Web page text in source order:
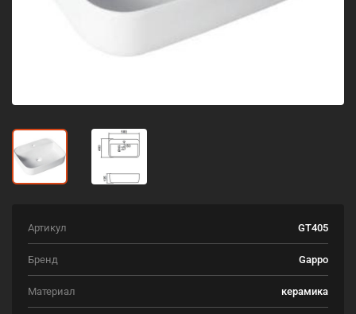
Артикул GT405
Бренд Gappo
Материал керамика